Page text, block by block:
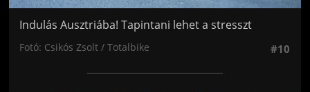
Indulás Ausztriába! Tapintani lehet a stresszt
Fotó: Csikós Zsolt / Totalbike #10